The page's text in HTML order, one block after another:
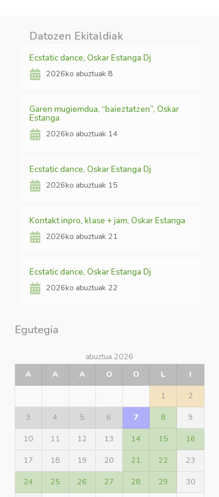
Datozen Ekitaldiak
Ecstatic dance, Oskar Estanga Dj
2026ko abuztuak 8
Garen mugiemdua, “baieztatzen”, Oskar
Estanga
2026ko abuztuak 14
Ecstatic dance, Oskar Estanga Dj
2026ko abuztuak 15
Kontakt inpro, klase + jam, Oskar Estanga
2026ko abuztuak 21
Ecstatic dance, Oskar Estanga Dj
2026ko abuztuak 22
Egutegia
abuztua 2026
A
A A O O L
I
1
2
3
4 5 6 7 8
9
10
11 12 13 14 15
16
17
18 19 20 21 22
23
24
25 26 27 28 29
30